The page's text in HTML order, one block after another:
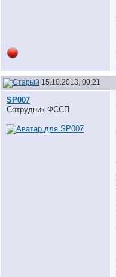
15.10.2013, 00:21
SP007
Сотрудник ФССП